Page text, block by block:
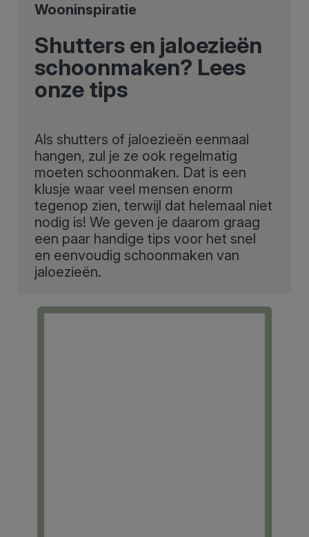
Wooninspiratie
Shutters en jaloezieën
schoonmaken? Lees
onze tips
Als shutters of jaloezieën eenmaal
hangen, zul je ze ook regelmatig
moeten schoonmaken. Dat is een
klusje waar veel mensen enorm
tegenop zien, terwijl dat helemaal niet
nodig is! We geven je daarom graag
een paar handige tips voor het snel
en eenvoudig schoonmaken van
jaloezieën.